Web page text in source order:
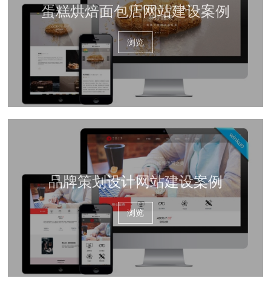
蛋糕烘焙面包店网站建设案例
浏览
品牌策划设计网站建设案例
浏览